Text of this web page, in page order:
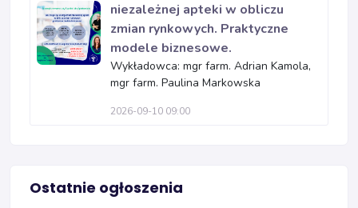
niezależnej apteki w obliczu
zmian rynkowych. Praktyczne
modele biznesowe.
Wykładowca: mgr farm. Adrian Kamola,
mgr farm. Paulina Markowska
2026-09-10 09:00
Ostatnie ogłoszenia